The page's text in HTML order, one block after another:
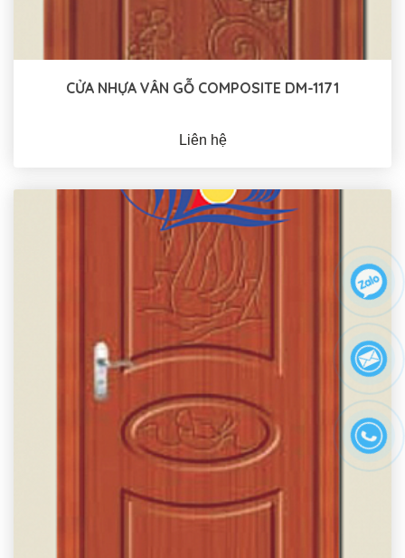
CỬA NHỰA VÂN GỖ COMPOSITE DM-1171
Liên hệ